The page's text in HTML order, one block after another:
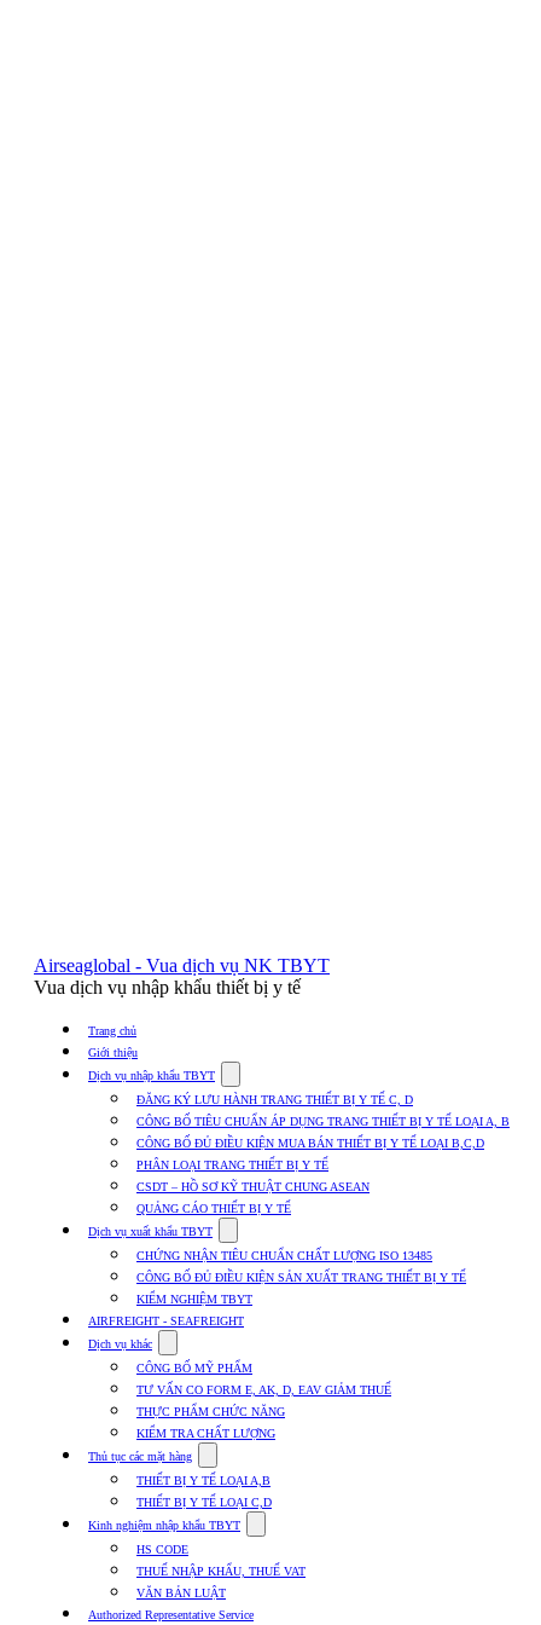
Airseaglobal - Vua dịch vụ NK TBYT
Vua dịch vụ nhập khẩu thiết bị y tế
Trang chủ
Giới thiệu
Dịch vụ nhập khẩu TBYT
submenu
for
Dịch
vụ
nhập
khẩu
TBYT
ĐĂNG KÝ LƯU HÀNH TRANG THIẾT BỊ Y TẾ C, D
CÔNG BỐ TIÊU CHUẨN ÁP DỤNG TRANG THIẾT BỊ Y TẾ LOẠI A, B
CÔNG BỐ ĐỦ ĐIỀU KIỆN MUA BÁN THIẾT BỊ Y TẾ LOẠI B,C,D
PHÂN LOẠI TRANG THIẾT BỊ Y TẾ
CSDT – HỒ SƠ KỸ THUẬT CHUNG ASEAN
QUẢNG CÁO THIẾT BỊ Y TẾ
Dịch vụ xuất khẩu TBYT
submenu
for
Dịch
vụ
xuất
TBYT
CHỨNG NHẬN TIÊU CHUẨN CHẤT LƯỢNG ISO 13485
CÔNG BỐ ĐỦ ĐIỀU KIỆN SẢN XUẤT TRANG THIẾT BỊ Y TẾ
KIỂM NGHIỆM TBYT
AIRFREIGHT - SEAFREIGHT
Dịch vụ khác
submenu
for
Dịch
vụ
khác
CÔNG BỐ MỸ PHẨM
TƯ VẤN CO FORM E, AK, D, EAV GIẢM THUẾ
THỰC PHẨM CHỨC NĂNG
KIỂM TRA CHẤT LƯỢNG
Thủ tục các mặt hàng
submenu
for
Thủ
tục
mặt
hàng
THIẾT BỊ Y TẾ LOẠI A,B
THIẾT BỊ Y TẾ LOẠI C,D
Kinh nghiệm nhập khẩu TBYT
submenu
Kinh
HS CODE
THUẾ NHẬP KHẨU, THUẾ VAT
VĂN BẢN LUẬT
Authorized Representative Service